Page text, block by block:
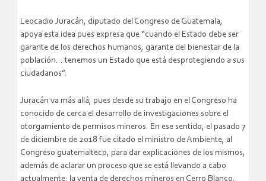
Leocadio Juracán, diputado del Congreso de Guatemala,
apoya esta idea pues expresa que “cuando el Estado debe ser
garante de los derechos humanos, garante del bienestar de la
población… tenemos un Estado que está desprotegiendo a sus
ciudadanos”.
Juracán va más allá, pues desde su trabajo en el Congreso ha
conocido de cerca el desarrollo de investigaciones sobre el
otorgamiento de permisos mineros. En ese sentido, el pasado 7
de diciembre de 2018 fue citado el ministro de Ambiente, al
Congreso guatemalteco, para dar explicaciones de los mismos,
además de aclarar un proceso que se está llevando a cabo
actualmente: la venta de derechos mineros en Cerro Blanco.